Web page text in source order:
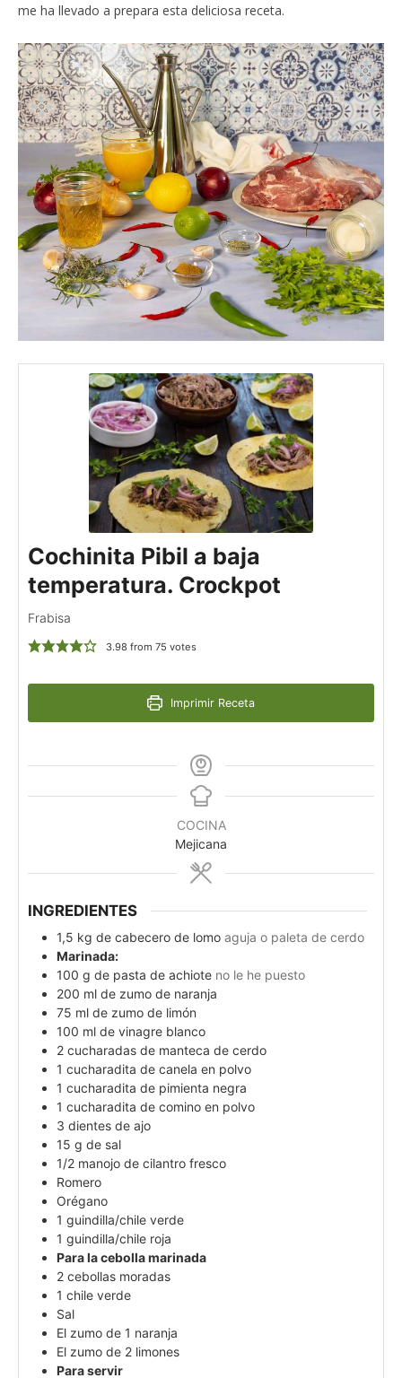
me ha llevado a prepara esta deliciosa receta.
Cochinita Pibil a baja
temperatura. Crockpot
Frabisa
3.98 from 75 votes
Imprimir Receta
COCINA
Mejicana
INGREDIENTES
1,5 kg de cabecero de lomo aguja o paleta de cerdo
Marinada:
100 g de pasta de achiote no le he puesto
200 ml de zumo de naranja
75 ml de zumo de limón
100 ml de vinagre blanco
2 cucharadas de manteca de cerdo
1 cucharadita de canela en polvo
1 cucharadita de pimienta negra
1 cucharadita de comino en polvo
3 dientes de ajo
15 g de sal
1/2 manojo de cilantro fresco
Romero
Orégano
1 guindilla/chile verde
1 guindilla/chile roja
Para la cebolla marinada
2 cebollas moradas
1 chile verde
Sal
El zumo de 1 naranja
El zumo de 2 limones
Para servir